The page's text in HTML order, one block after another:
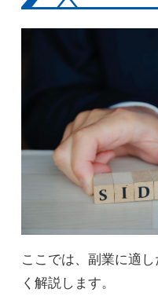
ここでは、副業に適
く解説します。